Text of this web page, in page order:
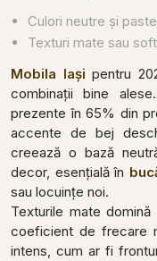
Culori neutre și
Texturi mate sau
Mobila Iași pentru
combinații bine
prezente în 65% din
accente de bej
creează o bază
decor, esențială în
sau locuințe noi.
Texturile mate
coeficient de frecare
intens, cum ar fi